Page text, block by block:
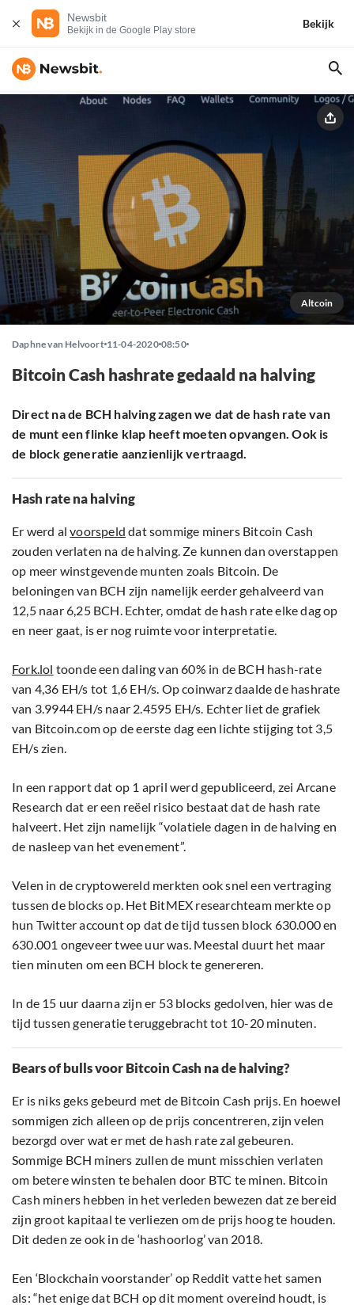
Newsbit
Bekijk in de Google Play store
Bekijk
Altcoin
Daphne van Helvoort 11-04-2020 08:50
Bitcoin Cash hashrate gedaald na halving
Direct na de BCH halving zagen we dat de hash rate van
de munt een flinke klap heeft moeten opvangen. Ook is
de block generatie aanzienlijk vertraagd.
Hash rate na halving
Er werd alvoorspeld dat sommige miners Bitcoin Cash
zouden verlaten na de halving. Ze kunnen dan overstappen
op meer winstgevende munten zoals Bitcoin. De
beloningen van BCH zijn namelijk eerder gehalveerd van
12,5 naar 6,25 BCH. Echter, omdat de hash rate elke dag op
en neer gaat, is er nog ruimte voor interpretatie.
Fork.lol toonde een daling van 60% in de BCH hash-rate
van 4,36 EH/s tot 1,6 EH/s. Op coinwarz daalde de hashrate
van 3.9944 EH/s naar 2.4595 EH/s. Echter liet de grafiek
van Bitcoin.com op de eerste dag een lichte stijging tot 3,5
EH/s zien.
In een rapport dat op 1 april werd gepubliceerd, zei Arcane
Research dat er een reëel risico bestaat dat de hash rate
halveert. Het zijn namelijk “volatiele dagen in de halving en
de nasleep van het evenement”.
Velen in de cryptowereld merkten ook snel een vertraging
tussen de blocks op. Het BitMEX researchteam merkte op
hun Twitter account op dat de tijd tussen block 630.000 en
630.001 ongeveer twee uur was. Meestal duurt het maar
tien minuten om een BCH block te genereren.
In de 15 uur daarna zijn er 53 blocks gedolven, hier was de
tijd tussen generatie teruggebracht tot 10-20 minuten.
Bears of bulls voor Bitcoin Cash na de halving?
Er is niks geks gebeurd met de Bitcoin Cash prijs. En hoewel
sommigen zich alleen op de prijs concentreren, zijn velen
bezorgd over wat er met de hash rate zal gebeuren.
Sommige BCH miners zullen de munt misschien verlaten
om betere winsten te behalen door BTC te minen. Bitcoin
Cash miners hebben in het verleden bewezen dat ze bereid
zijn groot kapitaal te verliezen om de prijs hoog te houden.
Dit deden ze ook in de ‘hashoorlog’ van 2018.
Een ‘Blockchain voorstander’ op Reddit vatte het samen
als: “het enige dat BCH op dit moment overeind houdt, is